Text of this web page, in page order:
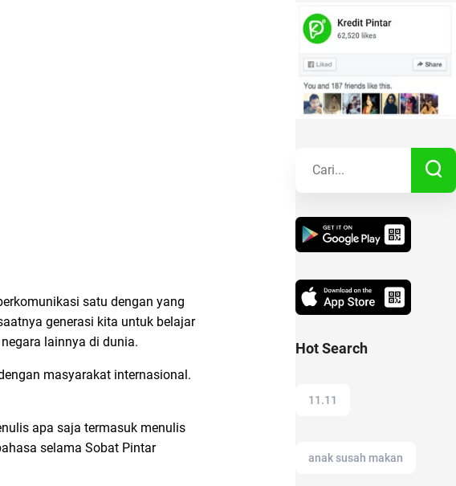
satu dengan yang
generasi kita untuk belajar
lainnya di dunia.
masyarakat internasional.
apa saja termasuk menulis
selama Sobat Pintar
Gaya Hidup
Kisah Sukses
Hot Search
11.11
anak susah makan